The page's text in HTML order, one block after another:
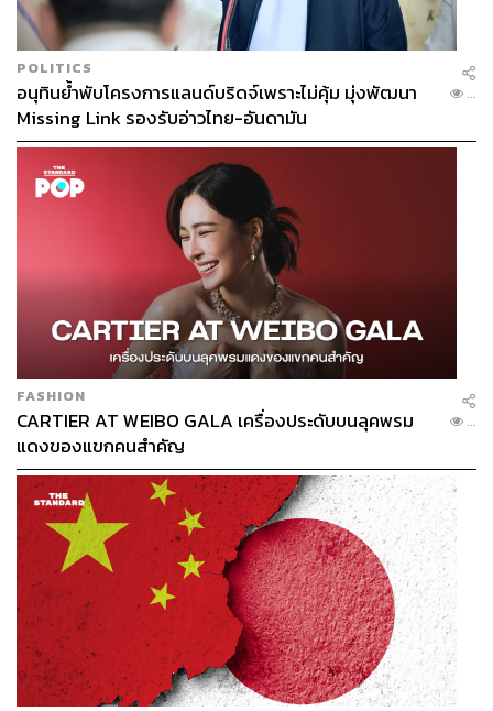
POLITICS
อนุทินย้ำพับโครงการแลนด์บริดจ์เพราะไม่คุ้ม มุ่งพัฒนา
Missing Link รองรับอ่าวไทย-อันดามัน
...
FASHION
CARTIER AT WEIBO GALA เครื่องประดับบนลุคพรม
แดงของแขกคนสำคัญ
...